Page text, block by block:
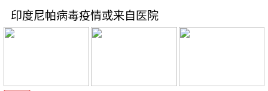
印度尼帕病毒疫情或来自医院